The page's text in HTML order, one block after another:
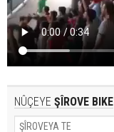
NÛÇEYE ŞÎROVE BIKE